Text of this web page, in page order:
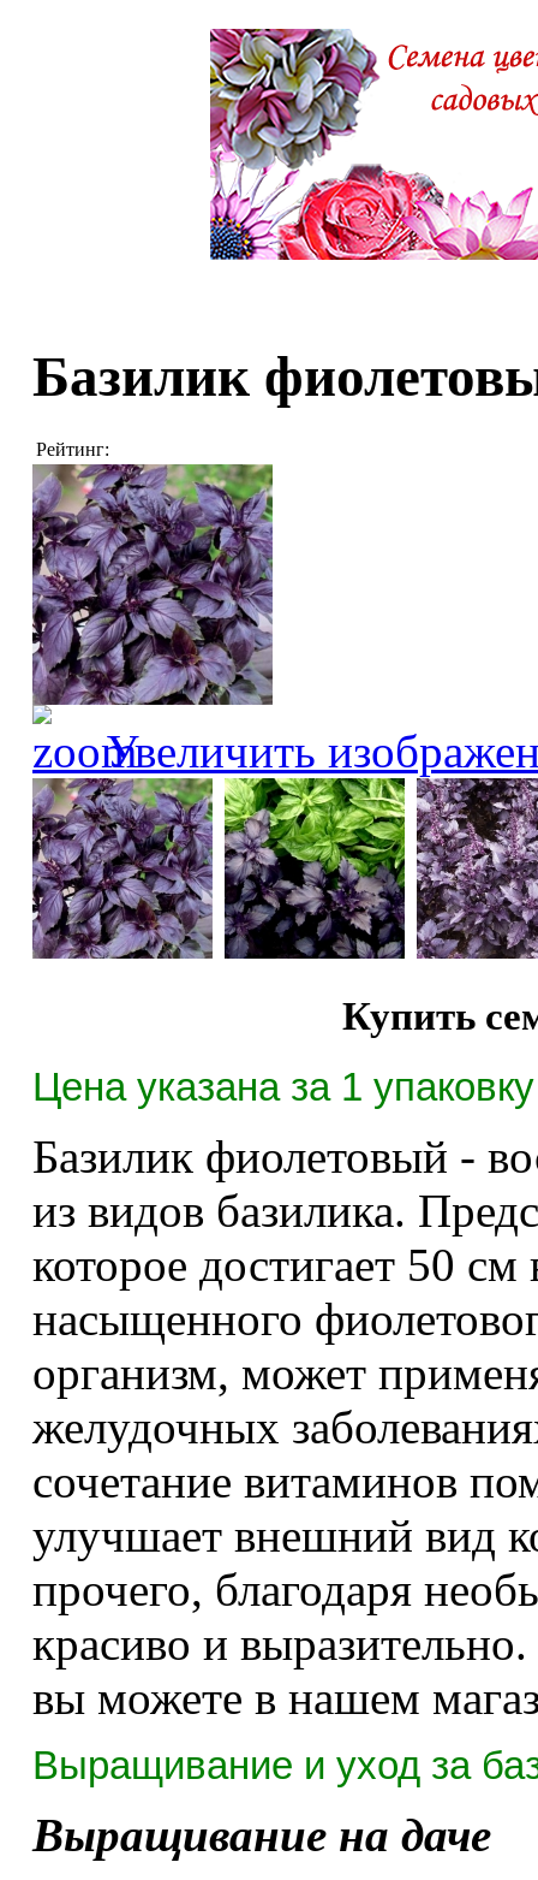
Базилик
Рейтинг:
Увеличить
Купить
Цена указана за 1
Базилик фиолетовый -
из видов базилика.
которое достигает 50
насыщенного
организм, может
желудочных
сочетание витаминов
улучшает внешний вид
прочего, благодаря
красиво и
вы можете в нашем
Выращивание и уход за
Выращивание на даче